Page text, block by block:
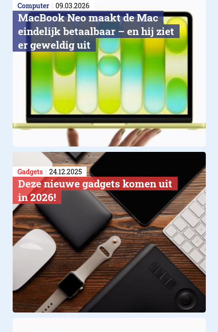
Computer 09.03.2026
MacBook Neo maakt de Mac
eindelijk betaalbaar – en hij ziet
er geweldig uit
Gadgets 24.12.2025
Deze nieuwe gadgets komen uit
in 2026!